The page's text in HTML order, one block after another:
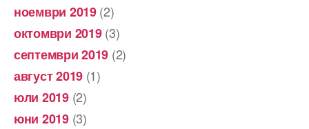
ноември 2019(2)
октомври 2019(3)
септември 2019 (2)
август 2019 (1)
юли 2019(2)
юни 2019(3)